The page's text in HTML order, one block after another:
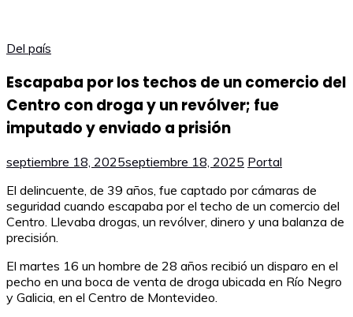
Del país
Escapaba por los techos de un comercio del
Centro con droga y un revólver; fue
imputado y enviado a prisión
septiembre 18, 2025septiembre 18, 2025 Portal
El delincuente, de 39 años, fue captado por cámaras de
seguridad cuando escapaba por el techo de un comercio del
Centro. Llevaba drogas, un revólver, dinero y una balanza de
precisión.
El martes 16 un hombre de 28 años recibió un disparo en el
pecho en una boca de venta de droga ubicada en Río Negro
y Galicia, en el Centro de Montevideo.